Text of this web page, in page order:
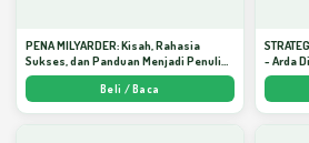
PENA MILYARDER: Kisah, Rahasia
Sukses, dan Panduan Menjadi Penulis 1
Milyar di KBM App dari Nol - Arda Dinata
Beli / Baca
- Arda